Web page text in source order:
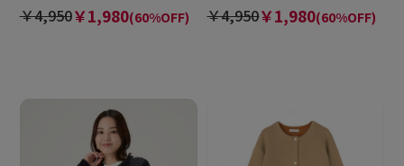
ィース
￥4,950￥1,980(60%OFF)
ィース
￥4,950￥1,980(60%OFF)